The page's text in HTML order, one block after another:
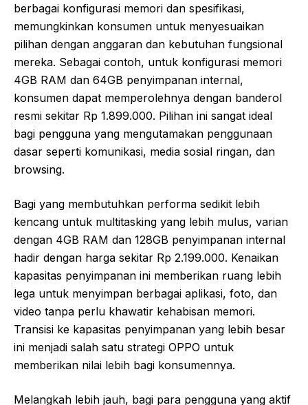
berbagai konfigurasi memori dan spesifikasi,
memungkinkan konsumen untuk menyesuaikan
pilihan dengan anggaran dan kebutuhan fungsional
mereka. Sebagai contoh, untuk konfigurasi memori
4GB RAM dan 64GB penyimpanan internal,
konsumen dapat memperolehnya dengan banderol
resmi sekitar Rp 1.899.000. Pilihan ini sangat ideal
bagi pengguna yang mengutamakan penggunaan
dasar seperti komunikasi, media sosial ringan, dan
browsing.
Bagi yang membutuhkan performa sedikit lebih
kencang untuk multitasking yang lebih mulus, varian
dengan 4GB RAM dan 128GB penyimpanan internal
hadir dengan harga sekitar Rp 2.199.000. Kenaikan
kapasitas penyimpanan ini memberikan ruang lebih
lega untuk menyimpan berbagai aplikasi, foto, dan
video tanpa perlu khawatir kehabisan memori.
Transisi ke kapasitas penyimpanan yang lebih besar
ini menjadi salah satu strategi OPPO untuk
memberikan nilai lebih bagi konsumennya.
Melangkah lebih jauh, bagi para pengguna yang aktif